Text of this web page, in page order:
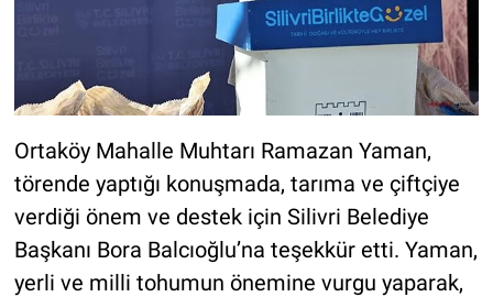
Ortaköy Mahalle Muhtarı Ramazan Yaman,
törende yaptığı konuşmada, tarıma ve çiftçiye
verdiği önem ve destek için Silivri Belediye
Başkanı Bora Balcıoğlu’na teşekkür etti. Yaman,
yerli ve milli tohumun önemine vurgu yaparak,